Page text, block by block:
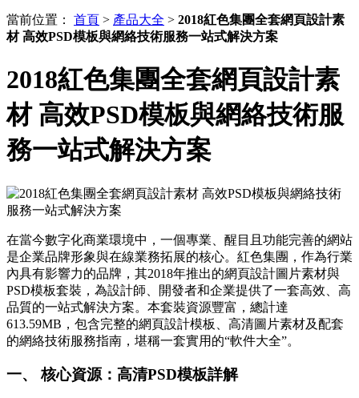
當前位置： 首頁 > 產品大全 > 2018紅色集團全套網頁設計素
材 高效PSD模板與網絡技術服務一站式解決方案
2018紅色集團全套網頁設計素
材 高效PSD模板與網絡技術服
務一站式解決方案
在當今數字化商業環境中，一個專業、醒目且功能完善的網站
是企業品牌形象與在線業務拓展的核心。紅色集團，作為行業
內具有影響力的品牌，其2018年推出的網頁設計圖片素材與
PSD模板套裝，為設計師、開發者和企業提供了一套高效、高
品質的一站式解決方案。本套裝資源豐富，總計達
613.59MB，包含完整的網頁設計模板、高清圖片素材及配套
的網絡技術服務指南，堪稱一套實用的“軟件大全”。
一、 核心資源：高清PSD模板詳解